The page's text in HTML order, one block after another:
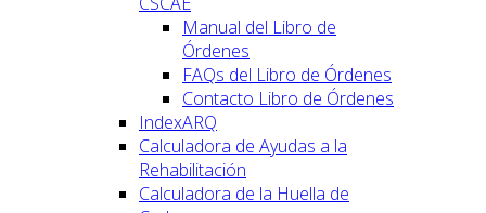
Manual del Libro de
Órdenes
FAQs del Libro de Órdenes
Contacto Libro de Órdenes
IndexARQ
Calculadora de Ayudas a la
Rehabilitación
Calculadora de la Huella de